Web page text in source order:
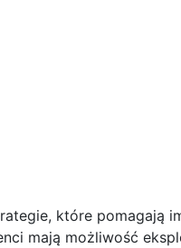
które pomagają
mają możliwość